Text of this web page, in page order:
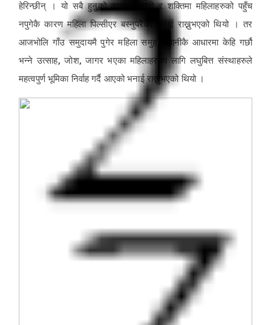
हेरिन्छीन् । यो सबै हुनुको कारण सम्पती र शक्तिमा महिलाहरुको पहुँच
नपुगेकै कारण महिला पिल्सीएर बस्नुपरेको भनाई राख्नुभएको थियो । तर
आजभोलि गाँउ समुदायमै पुगेर महिला समुह जमानीकै आधारमा केहि गर्छौ
भन्ने उत्साह, जोश, जागर भएका महिलाहरुका लागि लघुबित्त संस्थाहरुले
महत्वपुर्ण भूमिका निर्वाह गर्दै आएको भनाई राख्नुभएको थियो ।